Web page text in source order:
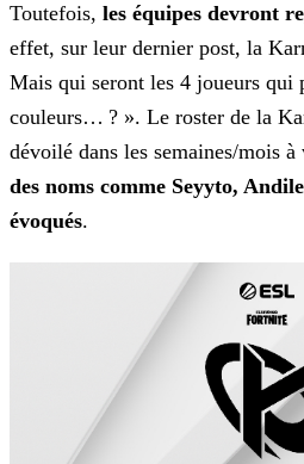
Toutefois, les équipes devront
effet, sur leur dernier post, la
Mais qui seront les 4 joueurs qui
couleurs… ? ». Le roster de la
dévoilé dans les semaines/mois à
des noms comme Seyyto,
évoqués.